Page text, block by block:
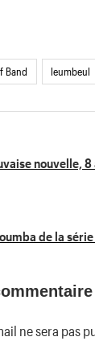
Band leumbeul
nouvelle,
de la
ne sera pas